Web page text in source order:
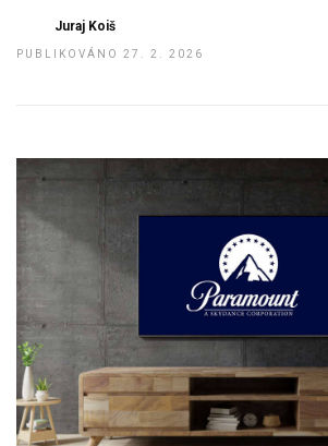
Juraj Koiš
PUBLIKOVÁNO 27. 2. 2026